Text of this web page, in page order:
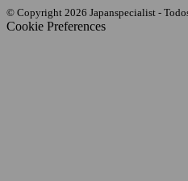
© Copyright 2026 Japanspecialist -
Cookie Preferences